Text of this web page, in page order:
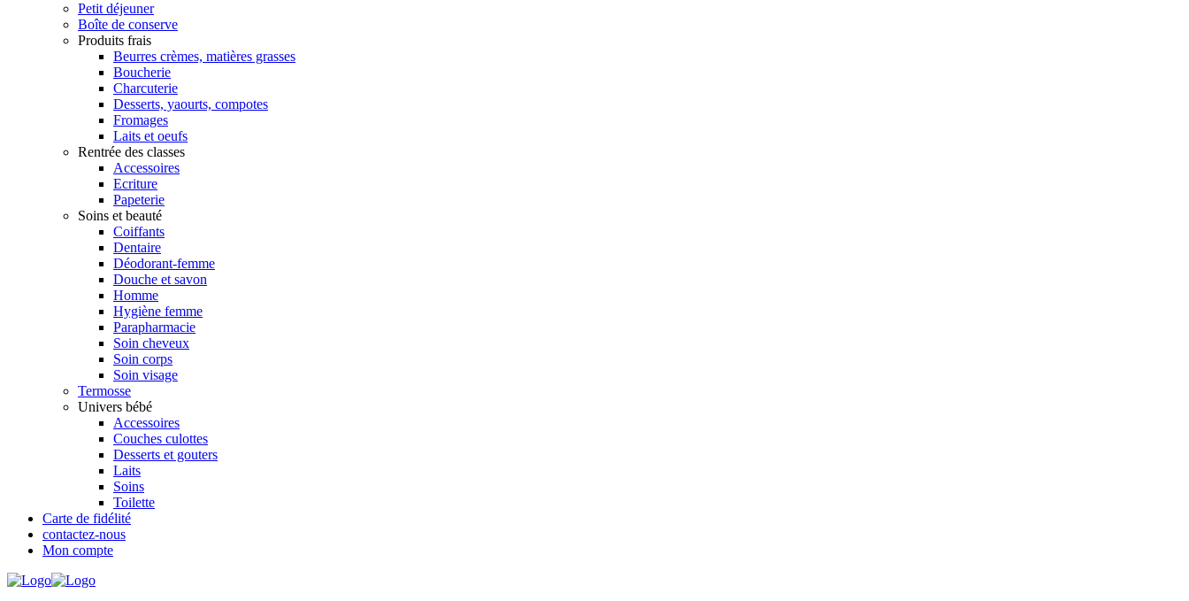
Petit déjeuner
Boîte de conserve
Produits frais
Beurres crèmes, matières grasses
Boucherie
Charcuterie
Desserts, yaourts, compotes
Fromages
Laits et oeufs
Rentrée des classes
Accessoires
Ecriture
Papeterie
Soins et beauté
Coiffants
Dentaire
Déodorant-femme
Douche et savon
Homme
Hygiène femme
Parapharmacie
Soin cheveux
Soin corps
Soin visage
Termosse
Univers bébé
Accessoires
Couches culottes
Desserts et gouters
Laits
Soins
Toilette
Carte de fidélité
contactez-nous
Mon compte